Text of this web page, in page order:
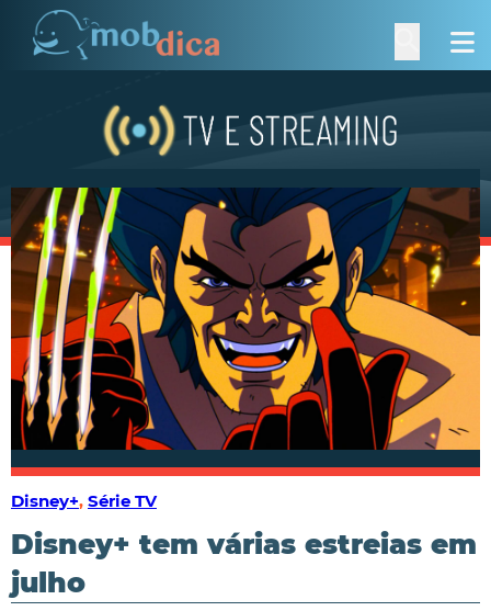
Disney+, Série TV
Disney+ tem várias estreias em
julho